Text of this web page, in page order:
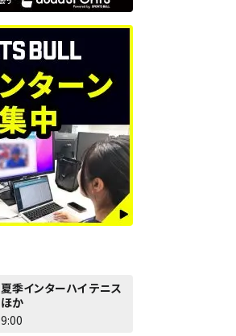
夏季インターハイ テニス
ほか
9:00